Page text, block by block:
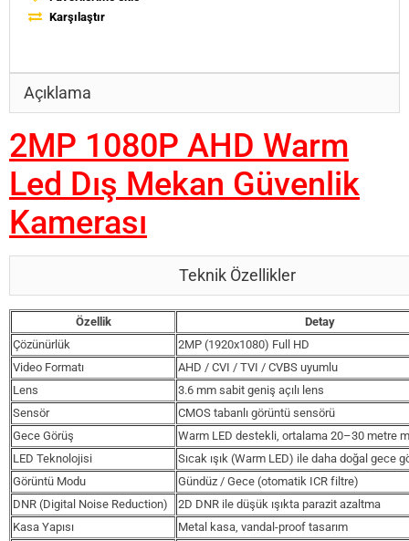
Karşılaştır
Açıklama
2MP 1080P AHD Warm
Led Dış Mekan Güvenlik
Kamerası
Teknik Özellikler
Özellik
Detay
Çözünürlük
2MP (1920x1080) Full HD
Video Formatı
AHD / CVI / TVI / CVBS uyumlu
Lens
3.6 mm sabit geniş açılı lens
Sensör
CMOS tabanlı görüntü sensörü
Gece Görüş
Warm LED destekli, ortalama 20–30 metre
LED Teknolojisi
Sıcak ışık (Warm LED) ile daha doğal gece
Görüntü Modu
Gündüz / Gece (otomatik ICR filtre)
DNR (Digital Noise Reduction)
2D DNR ile düşük ışıkta parazit azaltma
Kasa Yapısı
Metal kasa, vandal-proof tasarım